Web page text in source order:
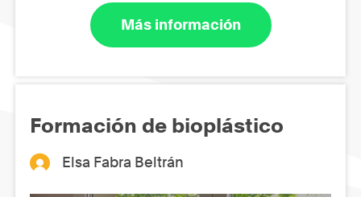
Más información
Formación de bioplástico
Elsa Fabra Beltrán